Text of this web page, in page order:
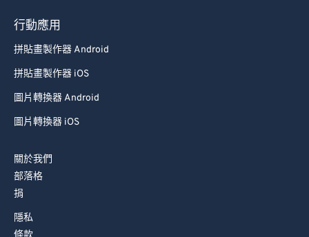
行動應用
拼貼畫製作器 Android
拼貼畫製作器 iOS
圖片轉換器 Android
圖片轉換器 iOS
關於我們
部落格
捐
隱私